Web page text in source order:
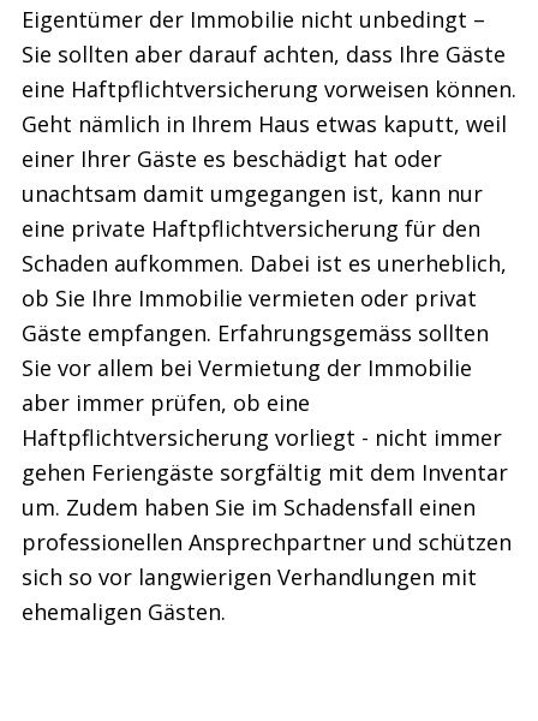
Eigentümer der Immobilie nicht unbedingt –
Sie sollten aber darauf achten, dass Ihre Gäste
eine Haftpflichtversicherung vorweisen können.
Geht nämlich in Ihrem Haus etwas kaputt, weil
einer Ihrer Gäste es beschädigt hat oder
unachtsam damit umgegangen ist, kann nur
eine private Haftpflichtversicherung für den
Schaden aufkommen. Dabei ist es unerheblich,
ob Sie Ihre Immobilie vermieten oder privat
Gäste empfangen. Erfahrungsgemäss sollten
Sie vor allem bei Vermietung der Immobilie
aber immer prüfen, ob eine
Haftpflichtversicherung vorliegt - nicht immer
gehen Feriengäste sorgfältig mit dem Inventar
um. Zudem haben Sie im Schadensfall einen
professionellen Ansprechpartner und schützen
sich so vor langwierigen Verhandlungen mit
ehemaligen Gästen.